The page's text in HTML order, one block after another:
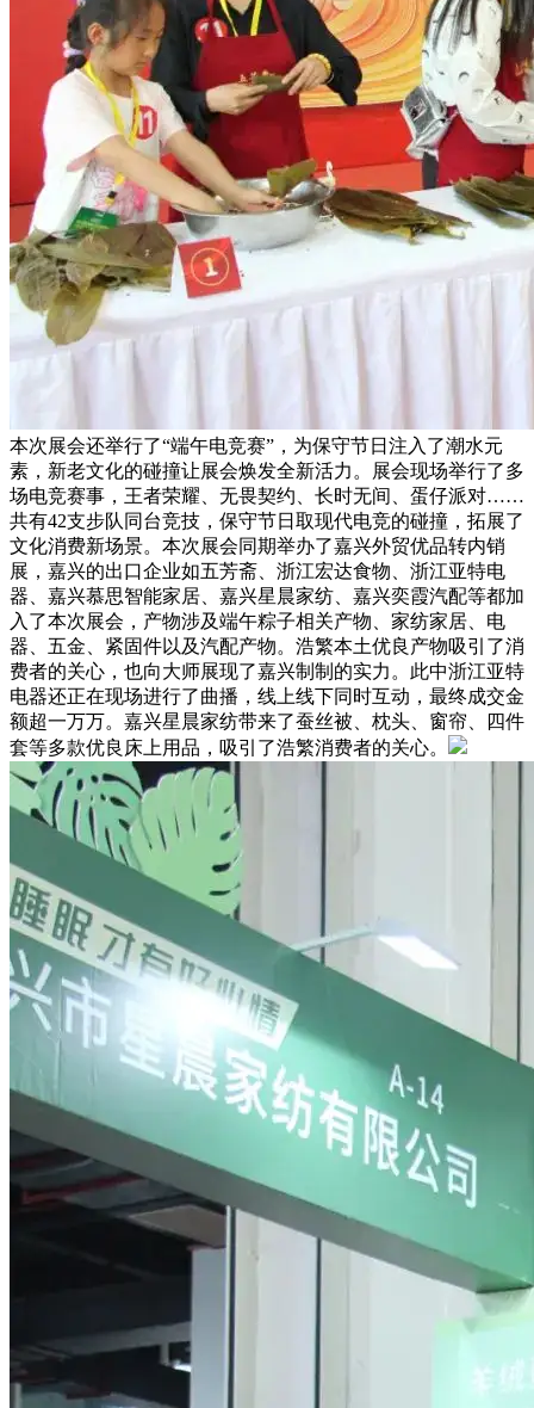
本次展会还举行了“端午电竞赛”，为保守节日注入了潮水元
素，新老文化的碰撞让展会焕发全新活力。展会现场举行了多
场电竞赛事，王者荣耀、无畏契约、长时无间、蛋仔派对……
共有42支步队同台竞技，保守节日取现代电竞的碰撞，拓展了
文化消费新场景。本次展会同期举办了嘉兴外贸优品转内销
展，嘉兴的出口企业如五芳斋、浙江宏达食物、浙江亚特电
器、嘉兴慕思智能家居、嘉兴星晨家纺、嘉兴奕霞汽配等都加
入了本次展会，产物涉及端午粽子相关产物、家纺家居、电
器、五金、紧固件以及汽配产物。浩繁本土优良产物吸引了消
费者的关心，也向大师展现了嘉兴制制的实力。此中浙江亚特
电器还正在现场进行了曲播，线上线下同时互动，最终成交金
额超一万万。嘉兴星晨家纺带来了蚕丝被、枕头、窗帘、四件
套等多款优良床上用品，吸引了浩繁消费者的关心。